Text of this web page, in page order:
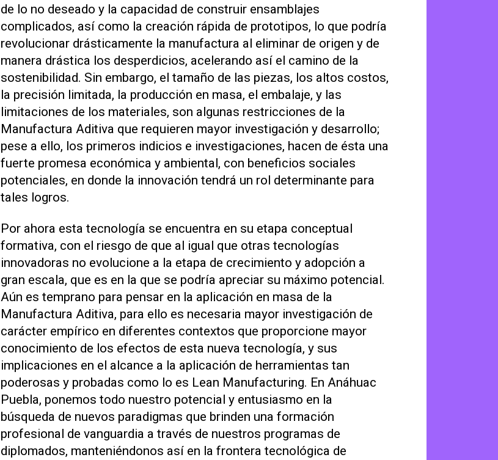
de lo no deseado y la capacidad de construir ensamblajes
complicados, así como la creación rápida de prototipos, lo que podría
revolucionar drásticamente la manufactura al eliminar de origen y de
manera drástica los desperdicios, acelerando así el camino de la
sostenibilidad. Sin embargo, el tamaño de las piezas, los altos costos,
la precisión limitada, la producción en masa, el embalaje, y las
limitaciones de los materiales, son algunas restricciones de la
Manufactura Aditiva que requieren mayor investigación y desarrollo;
pese a ello, los primeros indicios e investigaciones, hacen de ésta una
fuerte promesa económica y ambiental, con beneficios sociales
potenciales, en donde la innovación tendrá un rol determinante para
tales logros.
Por ahora esta tecnología se encuentra en su etapa conceptual
formativa, con el riesgo de que al igual que otras tecnologías
innovadoras no evolucione a la etapa de crecimiento y adopción a
gran escala, que es en la que se podría apreciar su máximo potencial.
Aún es temprano para pensar en la aplicación en masa de la
Manufactura Aditiva, para ello es necesaria mayor investigación de
carácter empírico en diferentes contextos que proporcione mayor
conocimiento de los efectos de esta nueva tecnología, y sus
implicaciones en el alcance a la aplicación de herramientas tan
poderosas y probadas como lo es Lean Manufacturing. En Anáhuac
Puebla, ponemos todo nuestro potencial y entusiasmo en la
búsqueda de nuevos paradigmas que brinden una formación
profesional de vanguardia a través de nuestros programas de
diplomados, manteniéndonos así en la frontera tecnológica de